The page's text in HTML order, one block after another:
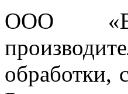
ООО
обработки,